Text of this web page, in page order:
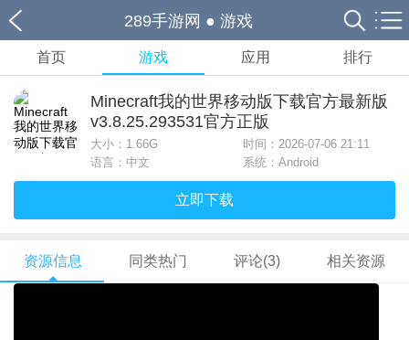
289手游网 ● 游戏
首页 游戏 应用 排行
Minecraft我的世界移动版下载官方最新版
v3.8.25.293531官方正版
大小： 1.66G
时间：2026-07-06 21:11
语言：中文
系统：Android
立即下载
资源信息 同类热门 评论(3) 相关资源